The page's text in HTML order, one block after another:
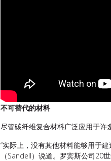
不可替代的材料
尽管碳纤维复合材料广泛应用于许
“实际上，没有其他材料能够用于
（Sandell）说道。罗宾斯公司20